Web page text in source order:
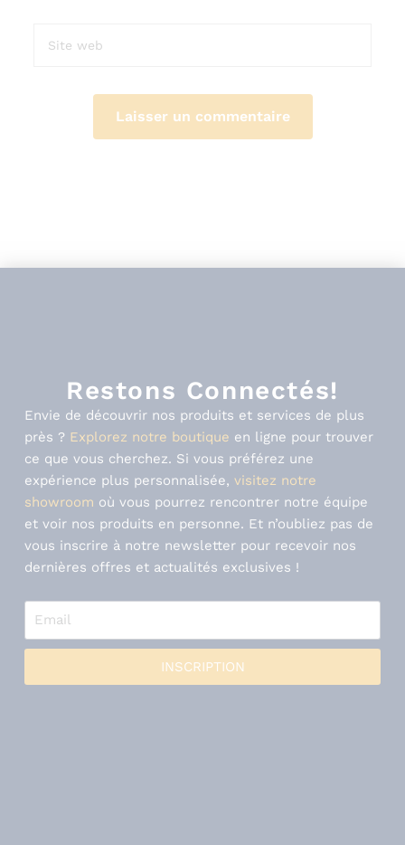
Restons Connectés!
Envie de découvrir nos produits et services de plus
près ? Explorez notre boutique en ligne pour trouver
ce que vous cherchez. Si vous préférez une
expérience plus personnalisée, visitez notre
showroom où vous pourrez rencontrer notre équipe
et voir nos produits en personne. Et n’oubliez pas de
vous inscrire à notre newsletter pour recevoir nos
dernières offres et actualités exclusives !
INSCRIPTION